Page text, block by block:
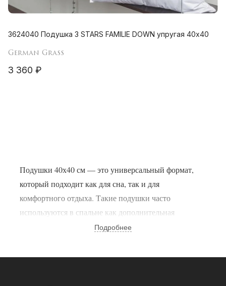
3624040 Подушка 3 STARS FAMILIE DOWN упругая 40х40
German Grass
3 360 ₽
Подушки 40х40 см — это универсальный формат,
который подходит как для сна, так и для
комфортного отдыха. Такие подушки часто
используются в спальне как дополнительная
поддержка или мягкий элемент для расслабления. В
Подробнее